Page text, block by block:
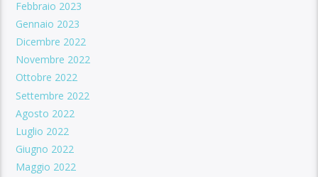
Febbraio 2023
Gennaio 2023
Dicembre 2022
Novembre 2022
Ottobre 2022
Settembre 2022
Agosto 2022
Luglio 2022
Giugno 2022
Maggio 2022